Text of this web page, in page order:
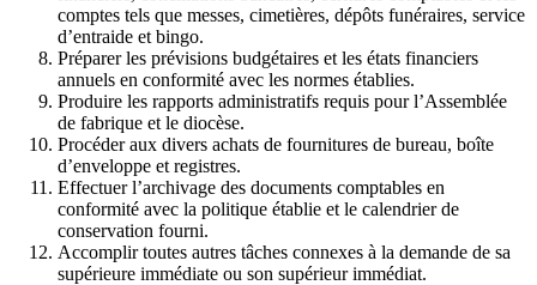
comptes tels que messes, cimetières, dépôts funéraires, service
d’entraide et bingo.
Préparer les prévisions budgétaires et les états financiers
annuels en conformité avec les normes établies.
Produire les rapports administratifs requis pour l’Assemblée
de fabrique et le diocèse.
Procéder aux divers achats de fournitures de bureau, boîte
d’enveloppe et registres.
Effectuer l’archivage des documents comptables en
conformité avec la politique établie et le calendrier de
conservation fourni.
Accomplir toutes autres tâches connexes à la demande de sa
supérieure immédiate ou son supérieur immédiat.